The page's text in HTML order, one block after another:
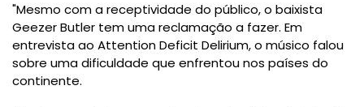
"Mesmo com a receptividade do público, o baixista
Geezer Butler tem uma reclamação a fazer. Em
entrevista ao Attention Deficit Delirium, o músico falou
sobre uma dificuldade que enfrentou nos países do
continente.